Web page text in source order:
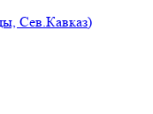
Сев.Кавказ)